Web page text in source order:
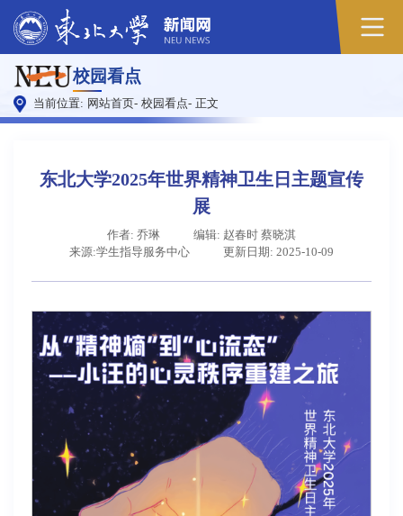
校园看点
当前位置: 网站首页- 校园看点- 正文
东北大学2025年世界精神卫生日主题宣传
展
作者: 乔琳
编辑: 赵春时 蔡晓淇
来源:学生指导服务中心
更新日期: 2025-10-09
原